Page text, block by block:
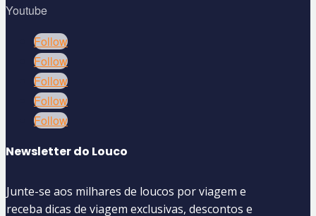
Youtube
Follow
Follow
Follow
Follow
Follow
Newsletter do Louco